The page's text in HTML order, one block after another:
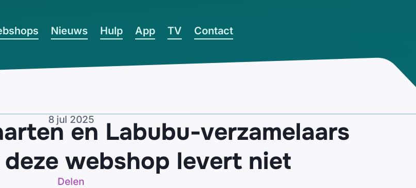
Nieuws Hulp App TV Contact
8 jul 2025
en Labubu-verzamelaars
webshop levert niet
Delen